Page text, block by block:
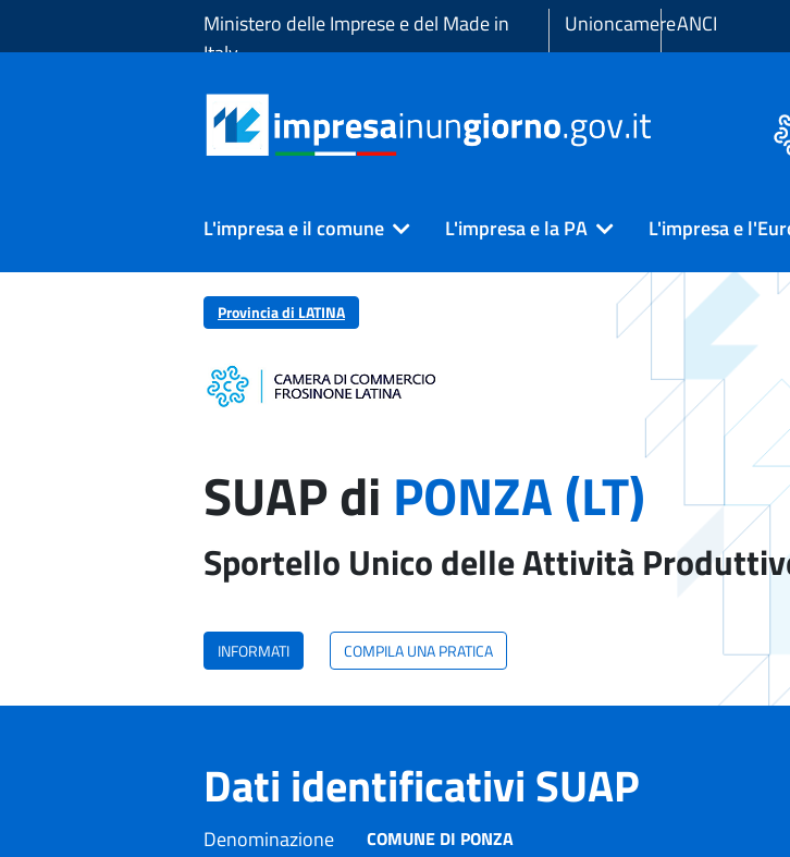
Ministero delle Imprese e del Made in
Italy
UnioncamereANCI
L'impresa e il comune L'impresa e la PA L'impresa e
Provincia di LATINA
SUAP di PONZA (LT)
Sportello Unico delle Attività
INFORMATI COMPILA UNA PRATICA
Dati identificativi SUAP
Denominazione COMUNE DI PONZA